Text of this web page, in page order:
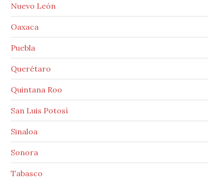
Nuevo León
Oaxaca
Puebla
Querétaro
Quintana Roo
San Luis Potosí
Sinaloa
Sonora
Tabasco